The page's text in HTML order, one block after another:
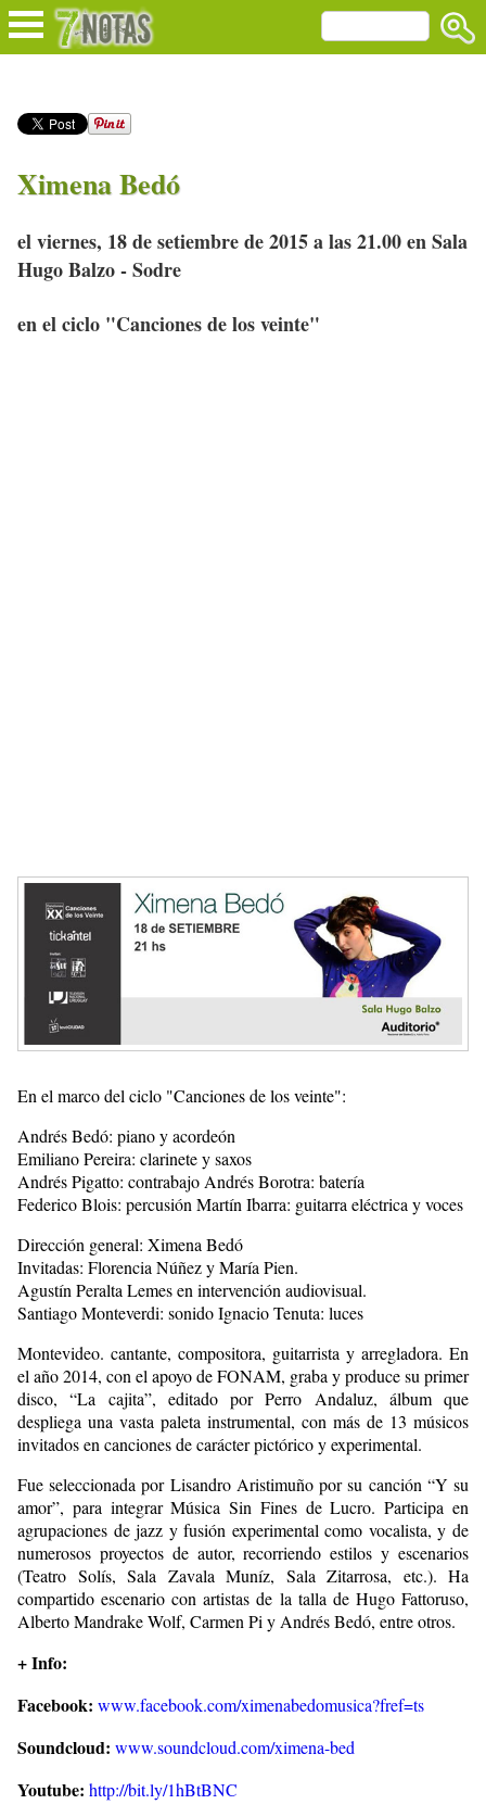
Ximena Bedó
el viernes, 18 de setiembre de 2015 a las 21.00 en Sala
Hugo Balzo - Sodre
en el ciclo "Canciones de los veinte"
En el marco del ciclo "Canciones de los veinte":
Andrés Bedó: piano y acordeón
Emiliano Pereira: clarinete y saxos
Andrés Pigatto: contrabajo Andrés Borotra: batería
Federico Blois: percusión Martín Ibarra: guitarra eléctrica y voces
Dirección general: Ximena Bedó
Invitadas: Florencia Núñez y María Pien.
Agustín Peralta Lemes en intervención audiovisual.
Santiago Monteverdi: sonido Ignacio Tenuta: luces
Montevideo. cantante, compositora, guitarrista y arregladora. En
el año 2014, con el apoyo de FONAM, graba y produce su primer
disco, “La cajita”, editado por Perro Andaluz, álbum que
despliega una vasta paleta instrumental, con más de 13 músicos
invitados en canciones de carácter pictórico y experimental.
Fue seleccionada por Lisandro Aristimuño por su canción “Y su
amor”, para integrar Música Sin Fines de Lucro. Participa en
agrupaciones de jazz y fusión experimental como vocalista, y de
numerosos proyectos de autor, recorriendo estilos y escenarios
(Teatro Solís, Sala Zavala Muníz, Sala Zitarrosa, etc.). Ha
compartido escenario con artistas de la talla de Hugo Fattoruso,
Alberto Mandrake Wolf, Carmen Pi y Andrés Bedó, entre otros.
+ Info:
Facebook: www.facebook.com/ximenabedomusica?fref=ts
Soundcloud: www.soundcloud.com/ximena-bed
Youtube: http://bit.ly/1hBtBNC